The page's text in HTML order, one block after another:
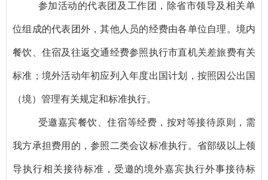
参加活动的代表团及工作团，除省市领导及相关单
位组成的代表团外，其他人员的经费由各单位自理。境内
餐饮、住宿及往返交通经费参照执行市直机关差旅费有关
标准；境外活动年初应列入年度出国计划，按照因公出国
（境）管理有关规定和标准执行。
受邀嘉宾餐饮、住宿等经费，按对等接待原则，需
我方承担费用的，参照二类会议标准执行。省部级以上领
导执行相关接待标准，受邀的境外嘉宾执行外事接待标